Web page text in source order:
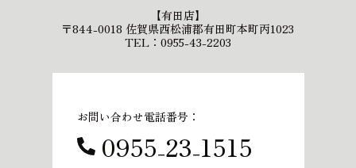
【有田店】
〒844-0018 佐賀県西松浦郡有田町本町丙1023
TEL：0955-43-2203
お問い合わせ電話番号：
0955₋23₋1515